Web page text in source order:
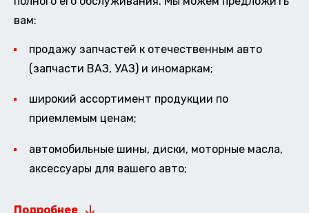
вам:
продажу запчастей к отечественным авто
(запчасти ВАЗ, УАЗ) и иномаркам;
широкий ассортимент продукции по
приемлемым ценам;
автомобильные шины, диски, моторные масла,
аксессуары для вашего авто;
Подробнее